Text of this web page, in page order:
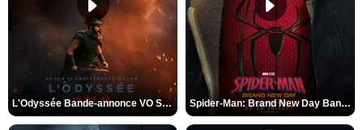
L'Odyssée Bande-annonce VO STFR Spider-Man: Brand New Day Bande-annonce VO STFR